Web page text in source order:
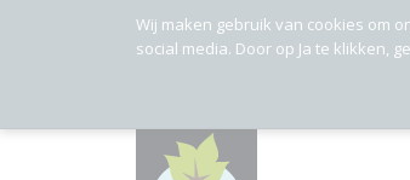
Wij maken gebruik van cookies om
social media. Door op Ja te klikken,